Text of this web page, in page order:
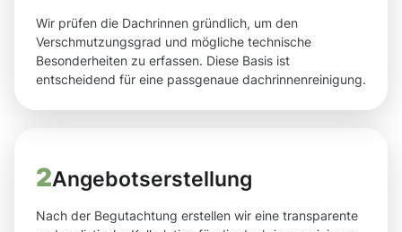
Wir prüfen die Dachrinnen gründlich, um den
Verschmutzungsgrad und mögliche technische
Besonderheiten zu erfassen. Diese Basis ist
entscheidend für eine passgenaue dachrinnenreinigung.
2Angebotserstellung
Nach der Begutachtung erstellen wir eine transparente